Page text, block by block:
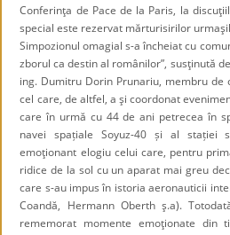
Conferinţa de Pace de la Paris, la
special este rezervat mărturisirilor
Simpozionul omagial s-a încheiat cu
zborul ca destin al românilor”, susţinută
ing. Dumitru Dorin Prunariu, membru de
cel care, de altfel, a şi coordonat
care în urmă cu 44 de ani petrecea în
navei spațiale Soyuz-40 și al stației
emoţionant elogiu celui care, pentru
ridice de la sol cu un aparat mai greu
care s-au impus în istoria aeronauticii
Coandă, Hermann Oberth ş.a).
rememorat momente emoţionate din